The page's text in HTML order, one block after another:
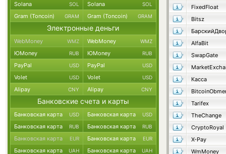
FixedFloat
Bitsz
AlfaBit
SwapGate
Касса
Tarifex
TheChange
CryptoRoyal
X-Pay
WmMoney
Solana SOL Solana SOL
Gram (Toncoin) GRAM Gram (Toncoin) GRAM
Электронные деньги
WebMoney WMZ WebMoney WMZ
ЮMoney RUB ЮMoney RUB
PayPal USD PayPal USD
Volet USD Volet USD
Alipay CNY Alipay CNY
Банковские счета и карты
Банковская карта USD Банковская карта USD
Банковская карта RUB Банковская карта RUB
Банковская карта EUR Банковская карта EUR
Банковская карта UAH Банковская карта UAH